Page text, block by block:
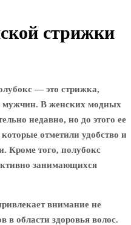
стрижки
— это стрижка,
мужчин. В женских модных
недавно, но до этого ее
отметили удобство и
Кроме того, полубокс
занимающихся
внимание не
в области здоровья волос.